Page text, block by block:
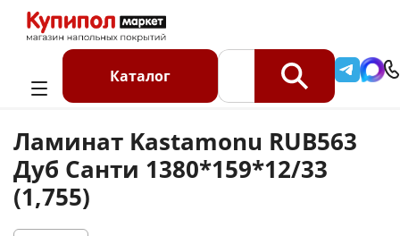
Каталог
Каталог Ламинат
Ламинат Kastamonu RUB563 Дуб Санти 1380*159*12/33
(1,755)
Ламинат Kastamonu RUB563
Дуб Санти 1380*159*12/33
(1,755)